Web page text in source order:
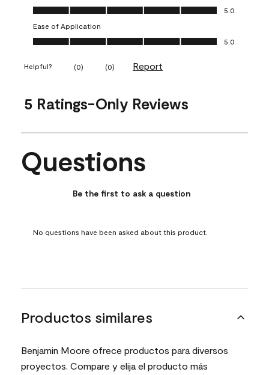
Value of Product, 5.0 out of 5
5.0
Ease of Application
Ease of Application, 5.0 out of 5
5.0
Helpful? (0) (0) Report
5 Ratings-Only Reviews
No questions have been asked about this product.
Questions
Be the first to ask a question
No questions have been asked about this product.
Productos similares
Benjamin Moore ofrece productos para diversos
proyectos. Compare y elija el producto más